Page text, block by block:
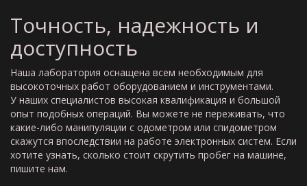
Точность, надежность и
доступность
Наша лаборатория оснащена всем необходимым для
высокоточных работ оборудованием и инструментами.
У наших специалистов высокая квалификация и большой
опыт подобных операций. Вы можете не переживать, что
какие-либо манипуляции с одометром или спидометром
скажутся впоследствии на работе электронных систем. Если
хотите узнать, сколько стоит скрутить пробег на машине,
пишите нам.